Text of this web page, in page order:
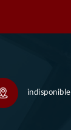
indisponible